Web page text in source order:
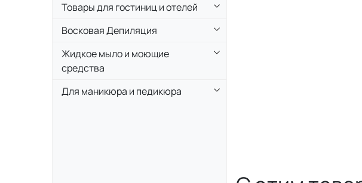
Товары для гостиниц и отелей
Восковая Депиляция
Жидкое мыло и моющие
средства
Для маникюра и педикюра